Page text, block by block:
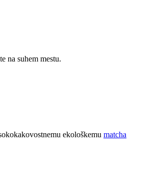
na suhem mestu.
ekološkemu matcha